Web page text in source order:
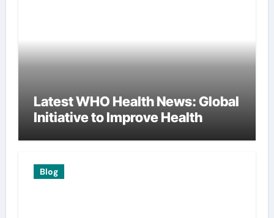
Latest WHO Health News: Global
Initiative to Improve Health
Blog